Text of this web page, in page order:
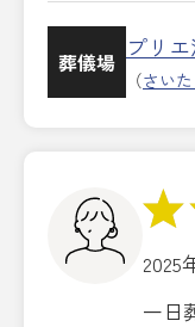
葬儀場 プリ
（さい
2025
一日